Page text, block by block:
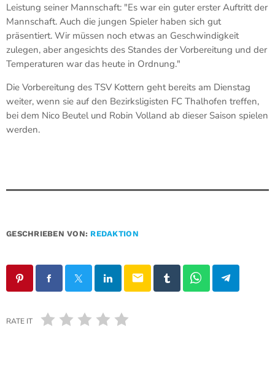
Leistung seiner Mannschaft: "Es war ein guter erster Auftritt der
Mannschaft. Auch die jungen Spieler haben sich gut
präsentiert. Wir müssen noch etwas an Geschwindigkeit
zulegen, aber angesichts des Standes der Vorbereitung und der
Temperaturen war das heute in Ordnung."
Die Vorbereitung des TSV Kottern geht bereits am Dienstag
weiter, wenn sie auf den Bezirksligisten FC Thalhofen treffen,
bei dem Nico Beutel und Robin Volland ab dieser Saison spielen
werden.
GESCHRIEBEN VON: REDAKTION
email
RATE IT